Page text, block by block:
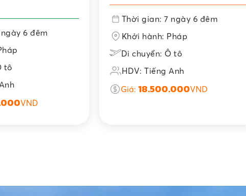
6 đêm
tô
VND
Thời gian: 7 ngày 6 đêm
Khởi hành: Pháp
Di chuyển: Ô tô
HDV: Tiếng Anh
Giá: 18.500.000VND